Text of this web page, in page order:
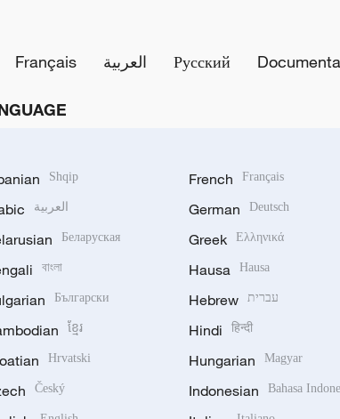
Français العربية Русский
Shqip
العربية
Беларуская
বাংলা
Български
ខ្មែរ
Hrvatski
Český
French Français
German Deutsch
Greek Ελληνικά
Hausa Hausa
Hebrew עברית
Hindi हिन्दी
Hungarian Magyar
Indonesian Bahasa